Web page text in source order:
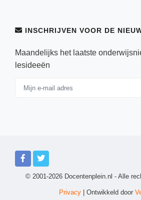
INSCHRIJVEN VOOR DE
Maandelijks het laatste
lesideeën
© 2001-2026 Docentenplein.nl - Alle
Privacy | Ontwikkeld door